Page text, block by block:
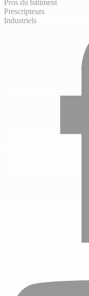
Pros du bâtiment
Prescripteurs
Industriels